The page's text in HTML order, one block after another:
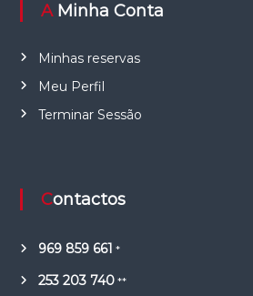
A Minha Conta
Minhas reservas
Meu Perfil
Terminar Sessão
Contactos
969 859 661 *
253 203 740**